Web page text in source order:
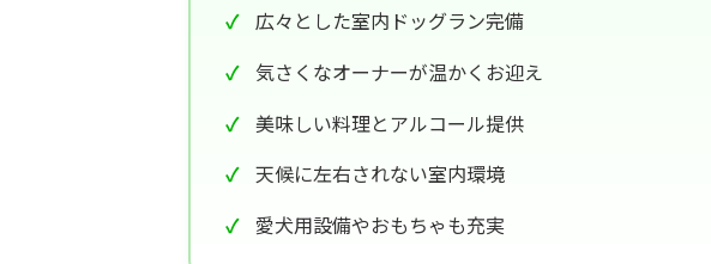
広々とした室内ドッグラン完備
気さくなオーナーが温かくお迎え
美味しい料理とアルコール提供
天候に左右されない室内環境
愛犬用設備やおもちゃも充実